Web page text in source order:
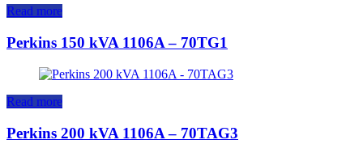
Read more
Perkins 150 kVA 1106A – 70TG1
Read more
Perkins 200 kVA 1106A – 70TAG3